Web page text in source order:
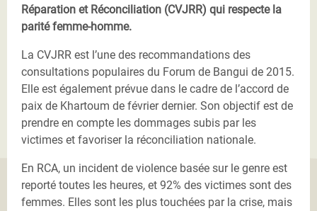
Réparation et Réconciliation (CVJRR) qui respecte la
parité femme-homme.
La CVJRR est l’une des recommandations des
consultations populaires du Forum de Bangui de 2015.
Elle est également prévue dans le cadre de l’accord de
paix de Khartoum de février dernier. Son objectif est de
prendre en compte les dommages subis par les
victimes et favoriser la réconciliation nationale.
En RCA, un incident de violence basée sur le genre est
reporté toutes les heures, et 92% des victimes sont des
femmes. Elles sont les plus touchées par la crise, mais